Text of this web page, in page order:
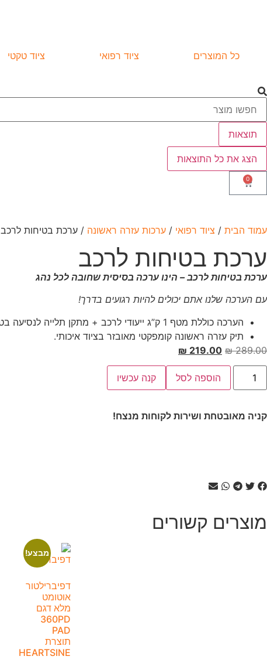
כל המוצרים ציוד רפואי ציוד טקטי
תוצאות
הצג את כל התוצאות
0
עמוד הבית / ציוד רפואי / ערכות עזרה ראשונה / ערכת בטיחות לרכב
ערכת בטיחות לרכב
ערכת בטיחות לרכב – הינו ערכה בסיסית שחובה לכל נהג
עם הערכה שלנו אתם יכולים להיות רגועים בדרך!
הערכה כוללת מטף 1 ק”ג ייעודי לרכב + מתקן תלייה לנסיעה בטוחה ולשליפה מהירה בעת הצורך.
תיק עזרה ראשונה קומפקטי מאובזר בציוד איכותי.
₪289.00
₪ 219.00
הוספה לסל קנה עכשיו
קניה מאובטחת ושירות לקוחות מנצח!
מוצרים קשורים
מבצע!
דפיברילטור
אוטומט
מלא דגם
360PD
PAD
תוצרת
HEARTSINE